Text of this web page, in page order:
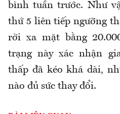
bình tuần trước. Như
thứ 5 liên tiếp ngưỡng
rời xa mặt bằng
trạng này xác nhận
thấp đã kéo khá dài,
nào đủ sức thay đổi.